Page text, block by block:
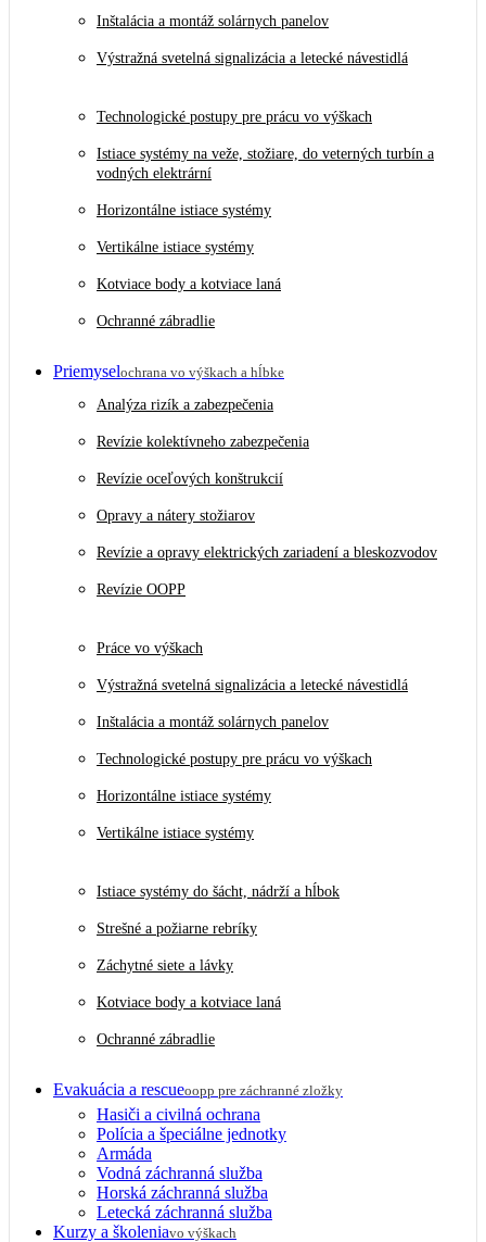
Inštalácia a montáž solárnych panelov
Výstražná svetelná signalizácia a letecké návestidlá
Technologické postupy pre prácu vo výškach
Istiace systémy na veže, stožiare, do veterných turbín a
vodných elektrární
Horizontálne istiace systémy
Vertikálne istiace systémy
Kotviace body a kotviace laná
Ochranné zábradlie
Priemyselochrana vo výškach a hĺbke
Analýza rizík a zabezpečenia
Revízie kolektívneho zabezpečenia
Revízie oceľových konštrukcií
Opravy a nátery stožiarov
Revízie a opravy elektrických zariadení a bleskozvodov
Revízie OOPP
Práce vo výškach
Výstražná svetelná signalizácia a letecké návestidlá
Inštalácia a montáž solárnych panelov
Technologické postupy pre prácu vo výškach
Horizontálne istiace systémy
Vertikálne istiace systémy
Istiace systémy do šácht, nádrží a hĺbok
Strešné a požiarne rebríky
Záchytné siete a lávky
Kotviace body a kotviace laná
Ochranné zábradlie
Evakuácia a rescueoopp pre záchranné zložky
Hasiči a civilná ochrana
Polícia a špeciálne jednotky
Armáda
Vodná záchranná služba
Horská záchranná služba
Letecká záchranná služba
Kurzy a školeniavo výškach